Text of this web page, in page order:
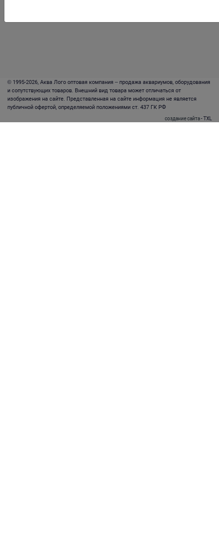
© 1995-2026, Аква Лого оптовая компания – продажа аквариумов, оборудования
и сопутствующих товаров. Внешний вид товара может отличаться от
изображения на сайте. Представленная на сайте информация не является
публичной офертой, определяемой положениями ст. 437 ГК РФ
создание сайта- TXL